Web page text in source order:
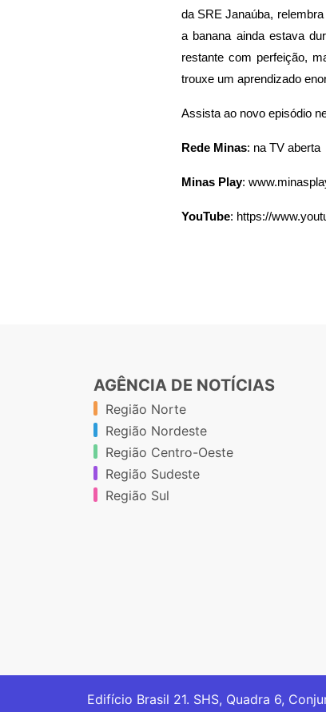
da SRE Janaúba,
a banana ainda estava
restante com perfeição,
trouxe um aprendizado
Assista ao novo episódio
Rede Minas: na TV aberta
Minas Play:
YouTube: https://
AGÊNCIA DE NOTÍCIAS
Região Norte
Região Nordeste
Região Centro-Oeste
Região Sudeste
Região Sul
Edifício Brasil 21. SHS, Quadra 6,